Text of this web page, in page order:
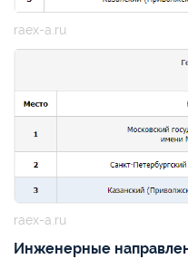
raex-a.ru
raex-a.ru
Инженерные